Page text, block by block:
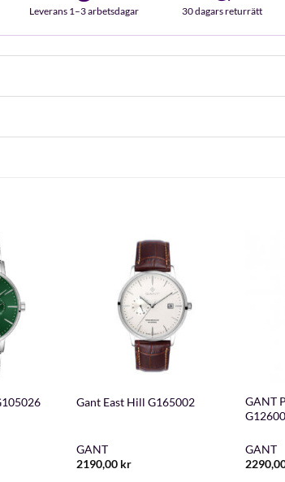
Leverans 1–3 arbetsdagar 30 dagars returrätt
Gant East Hill G165002
GANT
2190,00 kr
GANT
GANT